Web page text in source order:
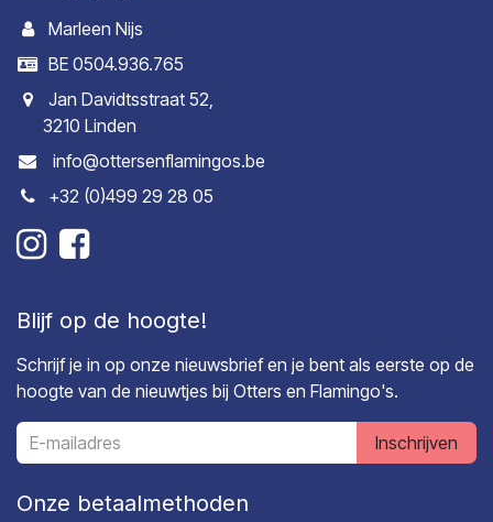
Marleen Nijs
BE 0504.936.765
Jan Davidtsstraat 52,
3210 Linden
info@ottersenflamingos.be
+32 (0)499 29 28 05
Blijf op de hoogte!
Schrijf je in op onze nieuwsbrief en je bent als eerste op de
hoogte van de nieuwtjes bij Otters en Flamingo's.
Inschrijven
Onze betaalmethoden